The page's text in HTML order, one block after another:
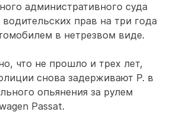
административного суда
прав на три года
в нетрезвом виде.
что не прошло и трех лет,
снова задерживают Р. в
опьянения за рулем
Passat.